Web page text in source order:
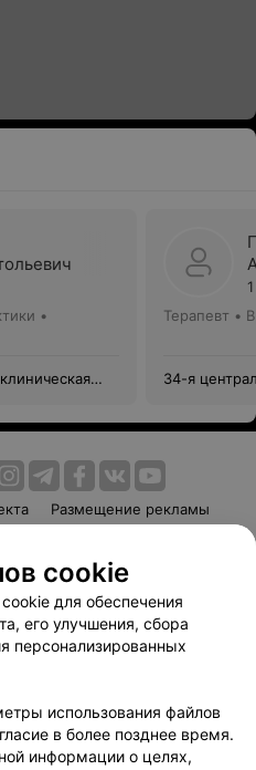
•
Терапевт •
34-я
Размещение рекламы
Способы оплаты
Партнеры
103.by
данных
cookie
для обеспечения
его улучшения, сбора
персонализированных
использования файлов
в более позднее время.
информации о целях,